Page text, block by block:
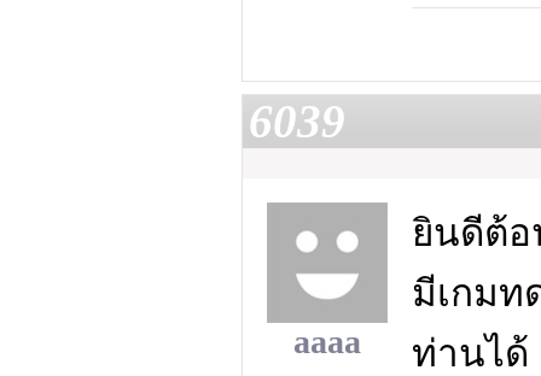
6039
aaaa
ยินดีต้อ
มีเกมท
ท่านได้